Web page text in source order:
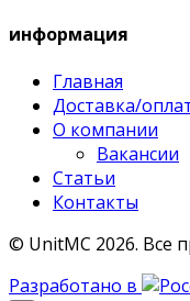
информация
Главная
Доставка/
О компании
Вакансии
Статьи
Контакты
© UnitMC 2026. Все
Разработано в